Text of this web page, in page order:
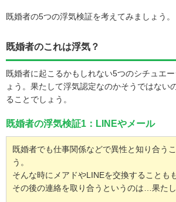
既婚者の5つの浮気検証を考えてみましょう。
既婚者のこれは浮気？
既婚者に起こるかもしれない5つのシチュエ
ょう。果たして浮気認定なのかそうではない
ることでしょう。
既婚者の浮気検証1：LINEやメール
既婚者でも仕事関係などで異性と知り合う
う。
そんな時にメアドやLINEを交換することも
その後の連絡を取り合うというのは…果たし